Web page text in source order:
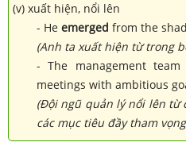
(v) xuất hiện, nổi lên
- He emerged from the
(Anh ta xuất hiện từ trong
- The management
meetings with ambitious
(Đội ngũ quản lý nổi lên từ
các mục tiêu đầy tham